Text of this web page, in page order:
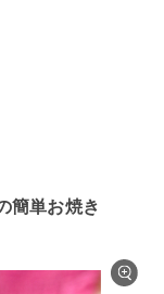
簡単お焼き